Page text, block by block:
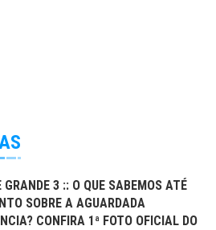
GRANDE 3 :: O QUE SABEMOS ATÉ
SOBRE A AGUARDADA
CONFIRA 1ª FOTO OFICIAL DO